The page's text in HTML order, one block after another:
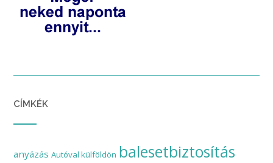
CÍMKÉK
anyázás Autóval külföldön balesetbiztosítás